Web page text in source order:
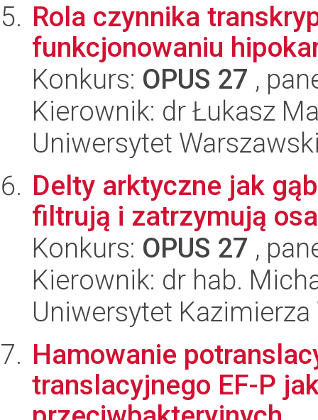
Rola czynnika
funkcjonowaniu
Konkurs: OPUS 27 ,
Kierownik: dr Łukasz
Uniwersytet
Delty arktyczne jak
filtrują i zatrzymują
Konkurs: OPUS 27 ,
Kierownik: dr hab.
Uniwersytet
Hamowanie
translacyjnego EF-P